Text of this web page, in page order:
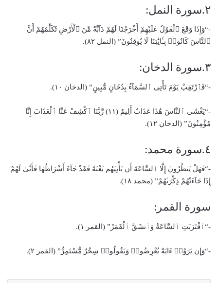
٢.سورة النمل:
-“وَإِذَا وَقَعَ ٱلْقَوْلُ عَلَيْهِمْ أَخْرَجْنَا لَهُمْ دَآبَّةً مِّنَ ٱلْأَرْضِ تُكَلِّمُهُمْ أَنَّ
ٱلنَّاسَ كَانُوا۟ بِـَٔايَٰتِنَا لَا يُوقِنُونَ” (النمل ٨٢).
٣.سورة الدخان:
-“فَٱرْتَقِبْ يَوْمَ تَأْتِى ٱلسَّمَآءُ بِدُخَانٍ مُّبِينٍ” (الدخان ١٠).
-“يَغْشَى ٱلنَّاسَ هَٰذَا عَذَابٌ أَلِيمٌ (١١) رَّبَّنَا ٱكْشِفْ عَنَّا ٱلْعَذَابَ إِنَّا
مُؤْمِنُونَ” (الدخان ١٢).
٤.سورة محمد:
-“فَهَلْ يَنظُرُونَ إِلَّا ٱلسَّاعَةَ أَن تَأْتِيَهُم بَغْتَةً فَقَدْ جَآءَ أَشْرَاطُهَا فَأَنَّىٰ لَهُمْ
إِذَا جَآءَتْهُمْ ذِكْرَىٰهُمْ” (محمد ١٨).
سورة القمر:
-“ٱقْتَرَبَتِ ٱلسَّاعَةُ وَٱنشَقَّ ٱلْقَمَرُ” (القمر ١).
-“وَإِن يَرَوْا۟ ءَايَةً يُعْرِضُوا۟ وَيَقُولُوا۟ سِحْرٌ مُّسْتَمِرٌّ” (القمر ٢).